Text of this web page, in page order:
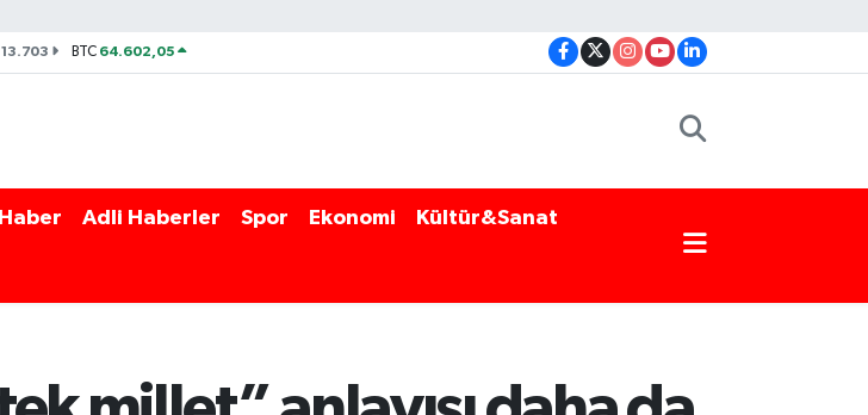
13.703 BTC 64.602,05
Adli Haberler Spor Ekonomi Kültür&Sanat